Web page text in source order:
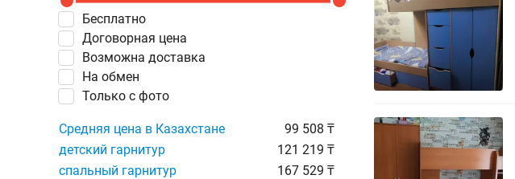
Бесплатно
Договорная цена
Возможна доставка
На обмен
Только с фото
Средняя цена в Казахстане
99 508 ₸
детский гарнитур
121 219 ₸
спальный гарнитур
167 529 ₸